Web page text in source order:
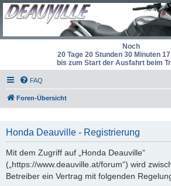
Noch
20 Tage 20 Stunden 30 Minuten
bis zum Start der Ausfahrt beim
FAQ
Foren-Übersicht
Honda Deauville - Registrierung
Mit dem Zugriff auf „Honda Deauville“
(„https://www.deauville.at/forum“) wird
Betreiber ein Vertrag mit folgenden